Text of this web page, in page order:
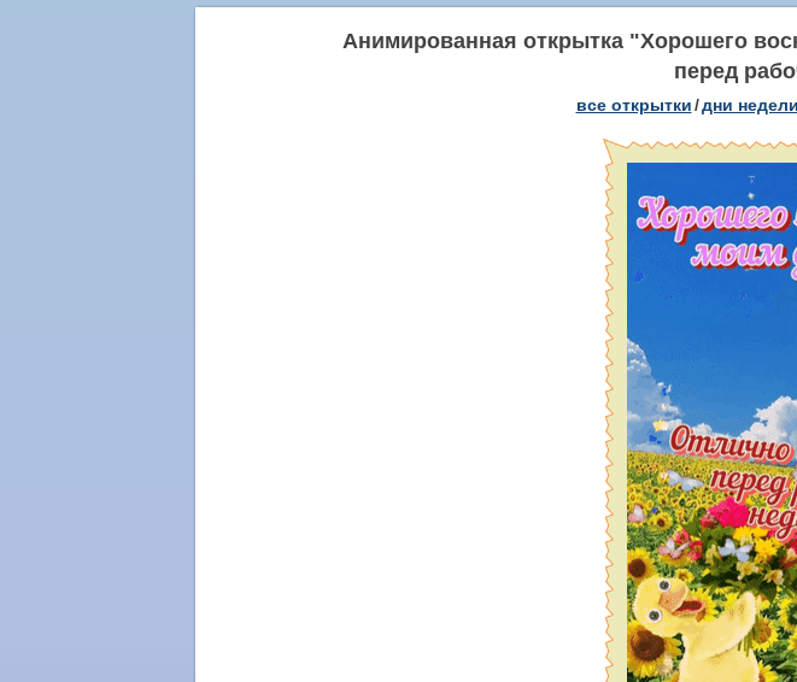
Анимированная открытка "Хорошего
перед
все открытки/дни недели